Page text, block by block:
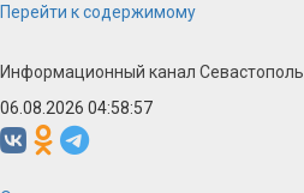
Перейти к содержимому
Информационный канал Севастополь
06.08.2026 04:58:58